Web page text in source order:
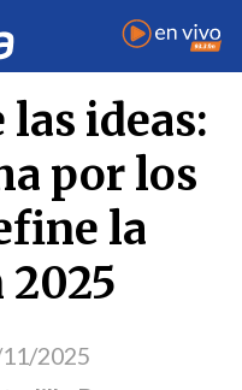
Becerra
ideas:
por los
la
2025